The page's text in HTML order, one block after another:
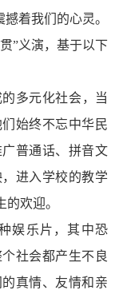
着我们的心灵。
”义演，基于以下
多元化社会，当
始终不忘中华民
普通话、拼音文
进入学校的教学
欢迎。
娱乐片，其中恐
社会都产生不良
真情、友情和亲